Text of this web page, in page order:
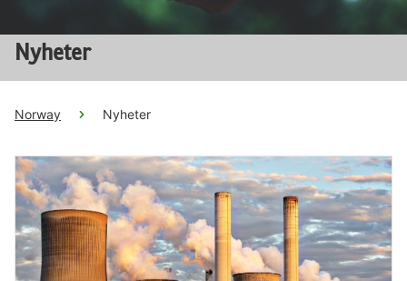
Nyheter
Norway Nyheter